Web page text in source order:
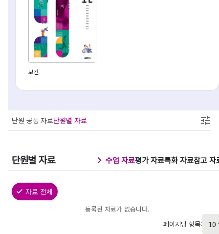
보건
단원 공통 자료단원별 자료
단원별 자료 수업 자료평가 자료특화 자료참고 자
자료 전체
등록된 자료가 없습니다.
페이지당 항목: